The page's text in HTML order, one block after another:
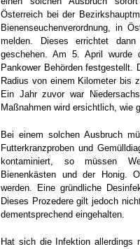
Österreich bei der
Bienenseuchenverordnung, in
melden. Dieses errichtet
geschehen. Am 5. April wurde
Pankower Behörden festgestellt.
Radius von einem Kilometer bis
Ein Jahr zuvor war
Maßnahmen wird ersichtlich, wie
Bei einem solchen Ausbruch
Futterkranzproben und
kontaminiert, so müssen
Bienenkästen und der Honig.
werden. Eine gründliche
Dieses Prozedere gilt jedoch
dementsprechend eingehalten.
Hat sich die Infektion allerdings